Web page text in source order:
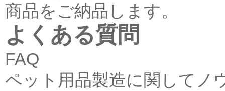
商品をご納品します。
よくある質問
FAQ
ペット用品製造に関してノ